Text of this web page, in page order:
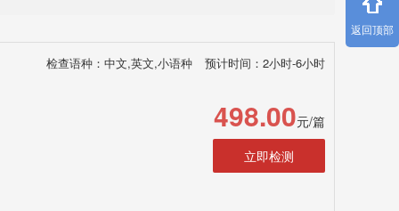
检查语种：中文,英文,小语种 预计时间：2小时-6小时
498.00元/篇
立即检测
返回顶部